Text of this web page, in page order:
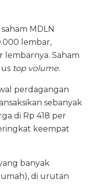
MDLN
lembar,
lembarnya. Saham
top volume.
perdagangan
sebanyak
di Rp 418 per
keempat
banyak
di urutan